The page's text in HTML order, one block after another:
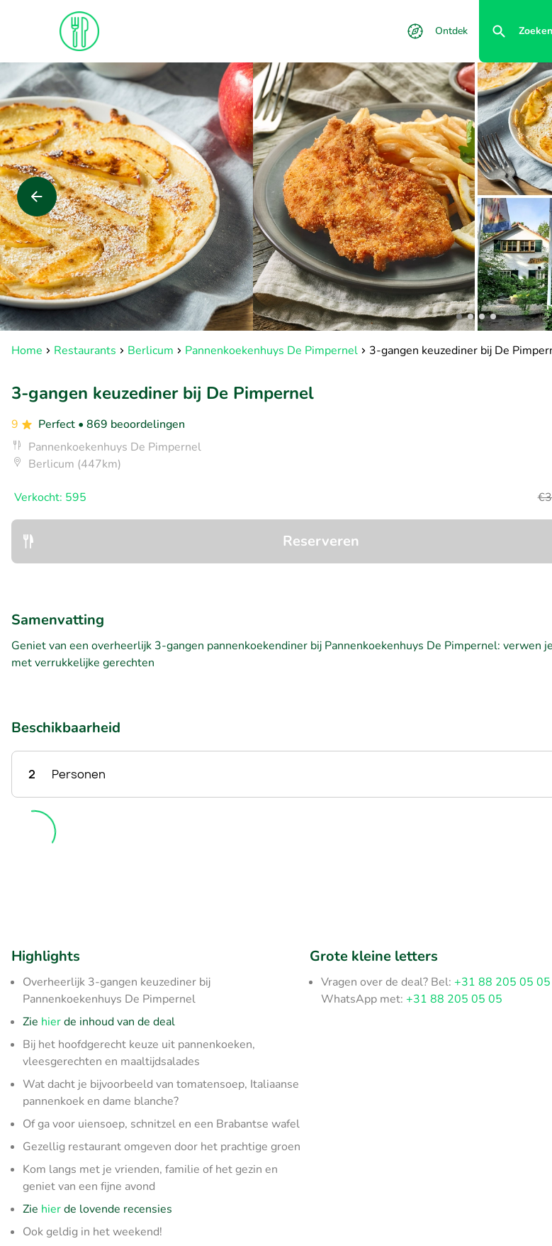
Ontdek Zoeken
Home Restaurants Berlicum Pannenkoekenhuys De Pimpernel 3-gangen keuzediner bij De
3-gangen keuzediner bij De Pimpernel
9 Perfect • 869 beoordelingen
Pannenkoekenhuys De Pimpernel
Berlicum (447km)
Verkocht: 595
Reserveren
Samenvatting
Geniet van een overheerlijk 3-gangen pannenkoekendiner bij Pannenkoekenhuys De Pimpernel: verwen
met verrukkelijke gerechten
Beschikbaarheid
2 Personen
Highlights
Overheerlijk 3-gangen keuzediner bij
Pannenkoekenhuys De Pimpernel
Zie hierde inhoud van de deal
Bij het hoofdgerecht keuze uit pannenkoeken,
vleesgerechten en maaltijdsalades
Wat dacht je bijvoorbeeld van tomatensoep, Italiaanse
pannenkoek en dame blanche?
Of ga voor uiensoep, schnitzel en een Brabantse wafel
Gezellig restaurant omgeven door het prachtige groen
Kom langs met je vrienden, familie of het gezin en
geniet van een fijne avond
Zie hierde lovende recensies
Ook geldig in het weekend!
Grote kleine letters
Vragen over de deal? Bel:+31 88 205 05 05
WhatsApp met:+31 88 205 05 05